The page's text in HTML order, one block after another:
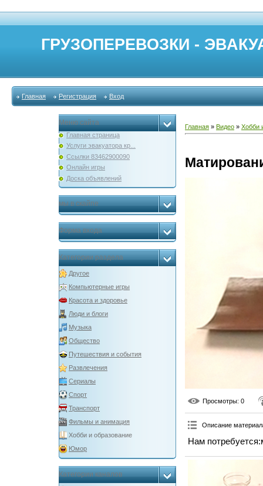
ГРУЗОПЕРЕВОЗКИ -
Главная Регистрация Вход
Меню сайта
Главная страница
Услуги эвакуатора кр...
Ссылки 83462900090
Онлайн игры
Доска объявлений
мы в скайпе
Форма входа
Категории раздела
Другое
Компьютерные игры
Красота и здоровье
Люди и блоги
Музыка
Общество
Путешествия и события
Развлечения
Сериалы
Спорт
Транспорт
Фильмы и анимация
Хобби и образование
Юмор
Категории каналов
Главная » Видео » Хобби
Просмотры: 0
Описание
Нам